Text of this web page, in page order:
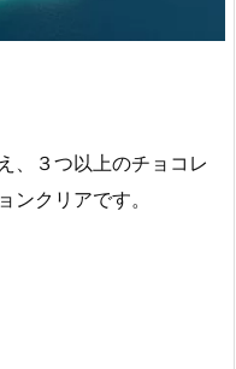
、３つ以上のチョコレ
ンクリアです。